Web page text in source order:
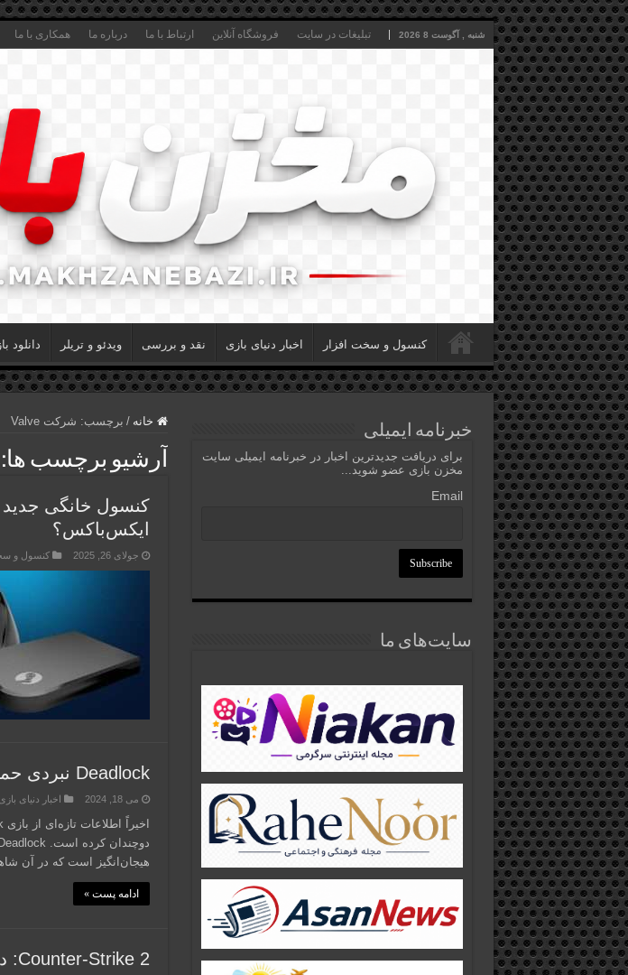
شنبه , آگوست 8 2026 تبلیغات در سایت فروشگاه آنلاین ارتباط با ما درباره ما همکاری با ما
کنسول و سخت افزار اخبار دنیای بازی نقد و بررسی ویدئو و تریلر دانلود
خانه / برچسب: شرکت Valve
آرشیو برچسب ها:
ایکس‌باکس؟
جولای 26, 2025 کنسول و
Deadlock نبردی حماسی در دنیایی فانتزی و استیم پانک
می 18, 2024 اخبار دنیای بازی
هیجان‌انگیز است که در آن شاهد نبردهای حماسی ۶ در ۶
ادامه پست »
Counter-Strike 2: دنباله رایگان و بهبودیافته CS:GO منتشر شد
خبرنامه ایمیلی
برای دریافت جدیدترین اخبار در خبرنامه ایمیلی سایت
مخزن بازی عضو شوید...
Email
سایت‌های ما